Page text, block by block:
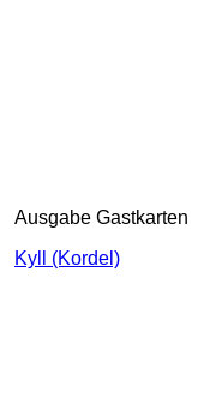
Ausgabe Gastkarten
Kyll (Kordel)